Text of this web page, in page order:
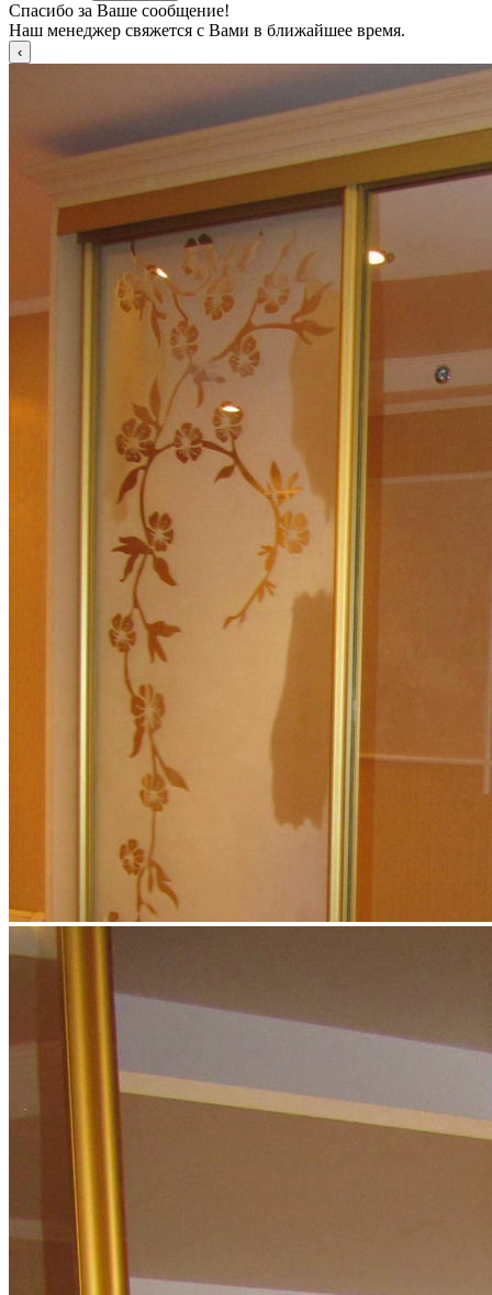
Спасибо за Ваше сообщение!
Наш менеджер свяжется с Вами в ближайшее время.